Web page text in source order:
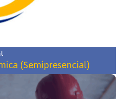
(Semipresencial)